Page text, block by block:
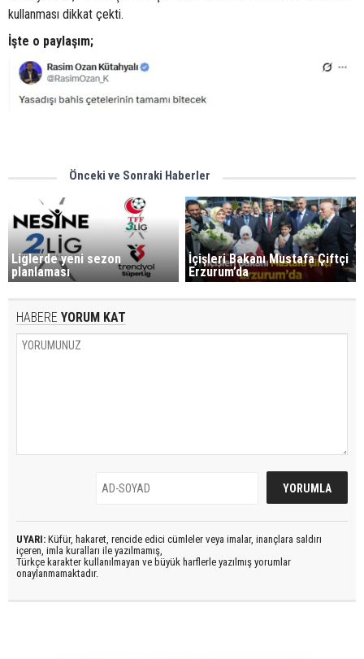
kullanması dikkat çekti.
İşte o paylaşım;
Önceki ve Sonraki Haberler
Liglerde yeni sezon
planlaması
İçişleri Bakanı Mustafa Çiftçi
Erzurum’da
HABERE YORUM KAT
UYARI: Küfür, hakaret, rencide edici cümleler veya imalar, inançlara saldırı
içeren, imla kuralları ile yazılmamış,
Türkçe karakter kullanılmayan ve büyük harflerle yazılmış yorumlar
onaylanmamaktadır.